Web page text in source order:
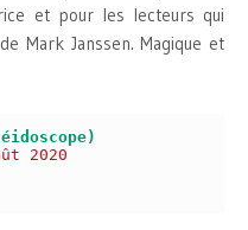
et pour les lecteurs qui
Mark Janssen. Magique et
2020